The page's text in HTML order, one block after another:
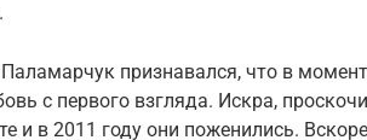
признавался, что в
с первого взгляда. Искра,
и в 2011 году они поженились.